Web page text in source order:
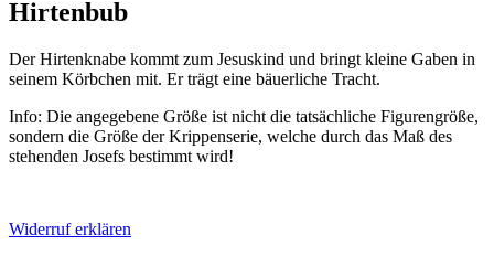
Hirtenbub
Der Hirtenknabe kommt zum Jesuskind und bringt kleine Gaben in
seinem Körbchen mit. Er trägt eine bäuerliche Tracht.
Info: Die angegebene Größe ist nicht die tatsächliche Figurengröße,
sondern die Größe der Krippenserie, welche durch das Maß des
stehenden Josefs bestimmt wird!
Widerruf erklären